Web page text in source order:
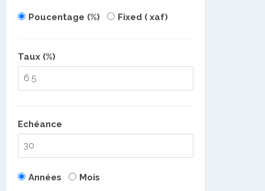
Poucentage (%) Fixed ( xaf)
Taux (%)
Echéance
Années Mois